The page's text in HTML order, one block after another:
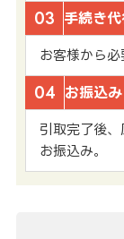
03 手続き
お客様から必
04 お振込み
引取完了後
お振込み。